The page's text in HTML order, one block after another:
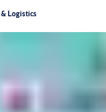
Logistics